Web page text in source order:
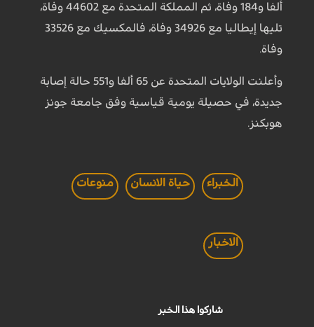
ألفا و184 وفاة، ثم المملكة المتحدة مع 44602 وفاة،
تليها إيطاليا مع 34926 وفاة، فالمكسيك مع 33526
وفاة.
وأعلنت الولايات المتحدة عن 65 ألفا و551 حالة إصابة
جديدة، في حصيلة يومية قياسية وفق جامعة جونز
هوبكنز.
الخبراء حياة الانسان منوعات
الاخبار
شاركوا هذا الخبر